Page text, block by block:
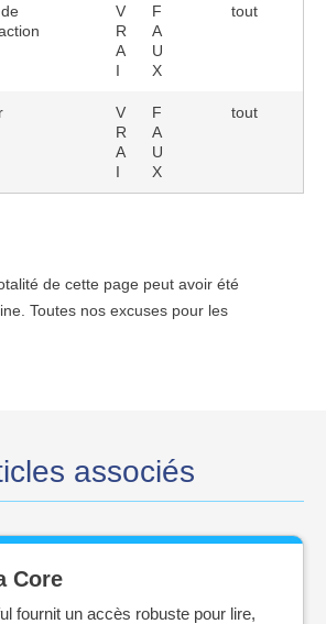
V
R
A
I
F
A
U
X
tout
V
R
A
I
F
A
U
X
tout
de cette page peut avoir été
Toutes nos excuses pour les
associés
Core
fournit un accès robuste pour lire,